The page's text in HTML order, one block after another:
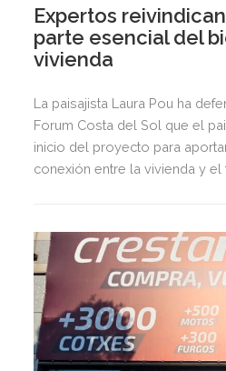
Expertos
parte esencial del
vivienda
La paisajista Laura Pou ha
Forum Costa del Sol que el
inicio del proyecto para
conexión entre la vivienda y el